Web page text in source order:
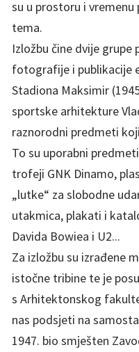
su u prostoru i
tema.
Izložbu čine dvije
fotografije i publikacije
Stadiona Maksimir
sportske arhitekture
raznorodni predmeti
To su uporabni
trofeji GNK Dinamo,
„lutke“ za slobodne
utakmica, plakati i
Davida Bowiea i U2...
Za izložbu su izrađene
istočne tribine te je
s Arhitektonskog
nas podsjeti na
1947. bio smješten